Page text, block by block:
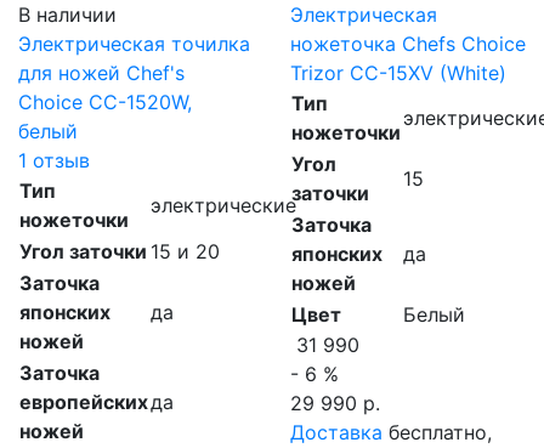
В наличии
Электрическая точилка
для ножей Chef's
Choice CC-1520W,
белый
1 отзыв
Тип
ножеточки
электрические
Угол заточки 15 и 20
Заточка
японских
ножей
да
Заточка
европейских
ножей
да
Электрическая
ножеточка Chefs Choice
Trizor CC-15XV (White)
Тип
ножеточки
Угол
заточки
15
Заточка
японских
ножей
да
Цвет
Белый
31 990
- 6 %
29 990 р.
Доставка бесплатно,